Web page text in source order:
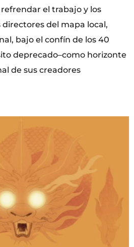
el trabajo y los
del mapa local,
bajo el confín de los 40
deprecado–como horizonte
de sus creadores